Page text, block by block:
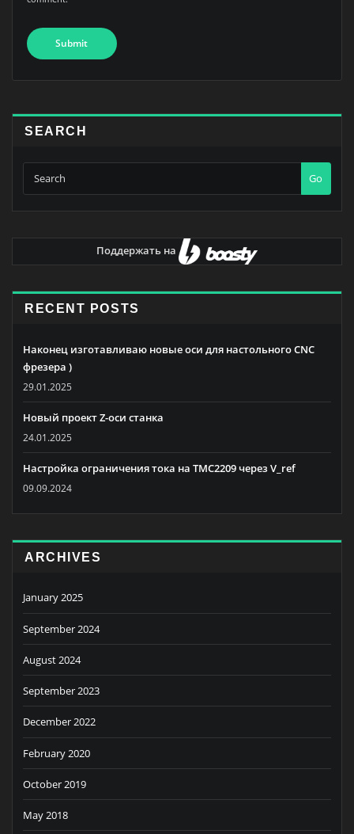
SEARCH
Go
Поддержать на
RECENT POSTS
Наконец изготавливаю новые оси для настольного CNC
фрезера )
29.01.2025
Новый проект Z-оси станка
24.01.2025
Настройка ограничения тока на TMC2209 через V_ref
09.09.2024
ARCHIVES
January 2025
September 2024
August 2024
September 2023
December 2022
February 2020
October 2019
May 2018